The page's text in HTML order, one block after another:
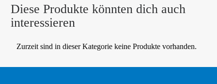
Diese Produkte könnten dich auch
interessieren
Zurzeit sind in dieser Kategorie keine Produkte vorhanden.